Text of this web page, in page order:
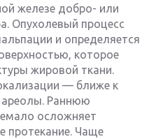
железе добро- или
Опухолевый процесс
и определяется
которое
жировой ткани.
— ближе к
Раннюю
осложняет
протекание. Чаще